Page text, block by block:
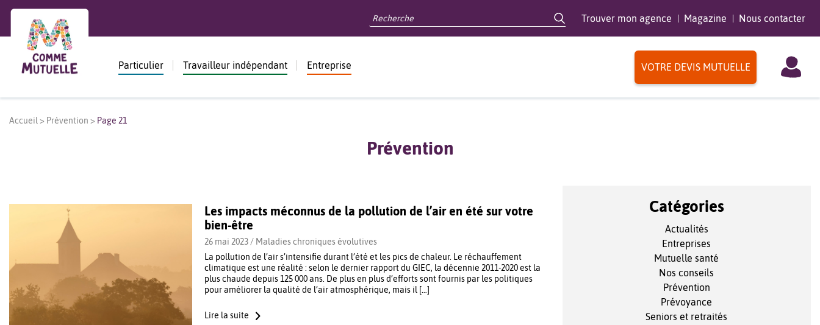
Trouver mon agence Magazine Nous contacter
Particulier Travailleur indépendant Entreprise VOTRE DEVIS MUTUELLE
Accueil > Prévention > Page 21
Prévention
Les impacts méconnus de la pollution de l’air en été sur votre
bien-être
26 mai 2023 / Maladies chroniques évolutives
La pollution de l’air s’intensifie durant l’été et les pics de chaleur. Le réchauffement
climatique est une réalité : selon le dernier rapport du GIEC, la décennie 2011-2020 est la
plus chaude depuis 125 000 ans. De plus en plus d’efforts sont fournis par les politiques
pour améliorer la qualité de l’air atmosphérique, mais il […]
Lire la suite
Catégories
Actualités
Entreprises
Mutuelle santé
Nos conseils
Prévention
Prévoyance
Seniors et retraités